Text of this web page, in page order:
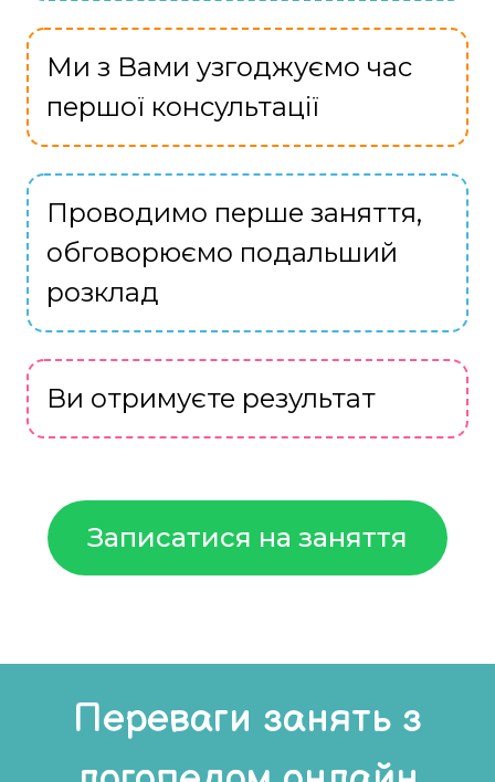
Ми з Вами узгоджуємо час
першої консультації
Проводимо перше заняття,
обговорюємо подальший
розклад
Ви отримуєте результат
Записатися на заняття
Переваги занять з